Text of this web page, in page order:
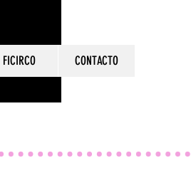
FICIRCO CONTACTO